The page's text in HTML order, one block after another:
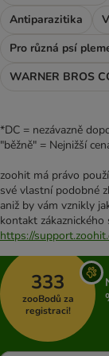
Antiparazitika
Pro různá psí
WARNER BROS
*DC = nezávazně
"běžně" = Nejnižší
zoohit má právo
své vlastní podobné
aniž by vám vznikly
kontakt
https://
333
zooBodů za
registraci!